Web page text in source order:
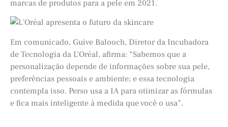
marcas de produtos para a pele em 2021.
Em comunicado, Guive Balooch, Diretor da Incubadora
de Tecnologia da L’Oréal, afirma: “Sabemos que a
personalização depende de informações sobre sua pele,
preferências pessoais e ambiente; e essa tecnologia
contempla isso. Perso usa a IA para otimizar as fórmulas
e fica mais inteligente à medida que você o usa”.